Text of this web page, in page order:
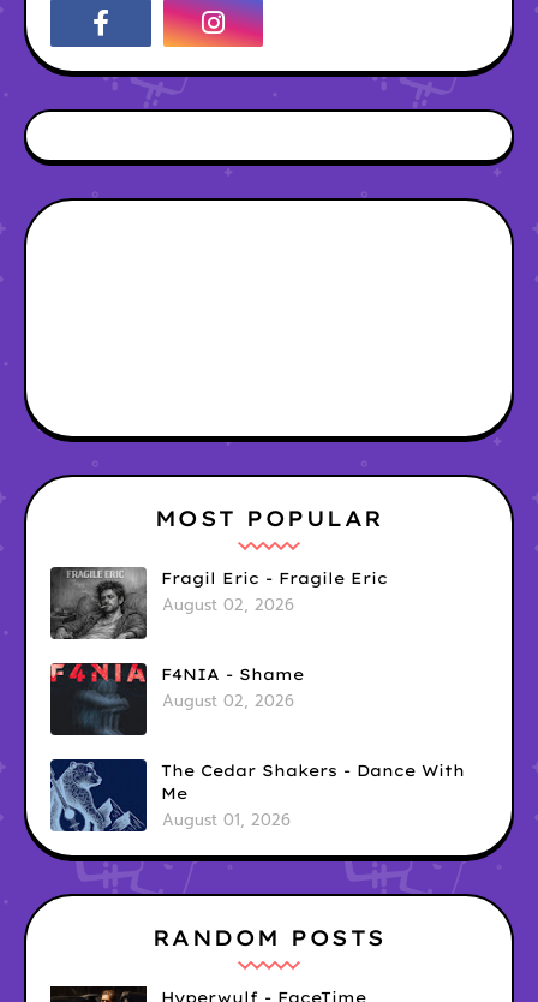
MOST POPULAR
Fragil Eric - Fragile Eric
August 02, 2026
F4NIA - Shame
August 02, 2026
The Cedar Shakers - Dance With
Me
August 01, 2026
RANDOM POSTS
Hyperwulf - FaceTime